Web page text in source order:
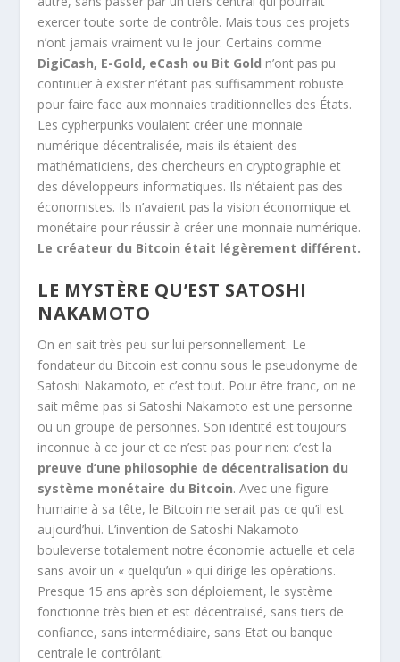
exercer toute sorte de contrôle. Mais tous ces projets
n’ont jamais vraiment vu le jour. Certains comme
DigiCash, E-Gold, eCash ou Bit Gold n’ont pas pu
continuer à exister n’étant pas suffisamment robuste
pour faire face aux monnaies traditionnelles des États.
Les cypherpunks voulaient créer une monnaie
numérique décentralisée, mais ils étaient des
mathématiciens, des chercheurs en cryptographie et
des développeurs informatiques. Ils n’étaient pas des
économistes. Ils n’avaient pas la vision économique et
monétaire pour réussir à créer une monnaie numérique.
Le créateur du Bitcoin était légèrement différent.
LE MYSTÈRE QU’EST SATOSHI
NAKAMOTO
On en sait très peu sur lui personnellement. Le
fondateur du Bitcoin est connu sous le pseudonyme de
Satoshi Nakamoto, et c’est tout. Pour être franc, on ne
sait même pas si Satoshi Nakamoto est une personne
ou un groupe de personnes. Son identité est toujours
inconnue à ce jour et ce n’est pas pour rien: c’est la
preuve d’une philosophie de décentralisation du
système monétaire du Bitcoin. Avec une figure
humaine à sa tête, le Bitcoin ne serait pas ce qu’il est
aujourd’hui. L’invention de Satoshi Nakamoto
bouleverse totalement notre économie actuelle et cela
sans avoir un « quelqu’un » qui dirige les opérations.
Presque 15 ans après son déploiement, le système
fonctionne très bien et est décentralisé, sans tiers de
confiance, sans intermédiaire, sans Etat ou banque
centrale le contrôlant.